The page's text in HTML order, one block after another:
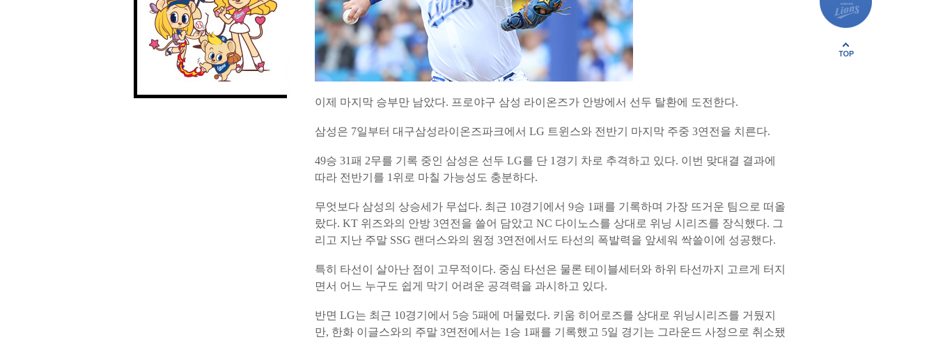
이제 마지막 승부만 남았다. 프로야구 삼성 라이온즈가 안방에서 선두 탈환에 도전한다.
삼성은 7일부터 대구삼성라이온즈파크에서 LG 트윈스와 전반기 마지막 주중 3연전을 치른다.
49승 31패 2무를 기록 중인 삼성은 선두 LG를 단 1경기 차로 추격하고 있다. 이번 맞대결 결과에
따라 전반기를 1위로 마칠 가능성도 충분하다.
무엇보다 삼성의 상승세가 무섭다. 최근 10경기에서 9승 1패를 기록하며 가장 뜨거운 팀으로 떠올
랐다. KT 위즈와의 안방 3연전을 쓸어 담았고 NC 다이노스를 상대로 위닝 시리즈를 장식했다. 그
리고 지난 주말 SSG 랜더스와의 원정 3연전에서도 타선의 폭발력을 앞세워 싹쓸이에 성공했다.
특히 타선이 살아난 점이 고무적이다. 중심 타선은 물론 테이블세터와 하위 타선까지 고르게 터지
면서 어느 누구도 쉽게 막기 어려운 공격력을 과시하고 있다.
반면 LG는 최근 10경기에서 5승 5패에 머물렀다. 키움 히어로즈를 상대로 위닝시리즈를 거뒀지
만, 한화 이글스와의 주말 3연전에서는 1승 1패를 기록했고 5일 경기는 그라운드 사정으로 취소됐